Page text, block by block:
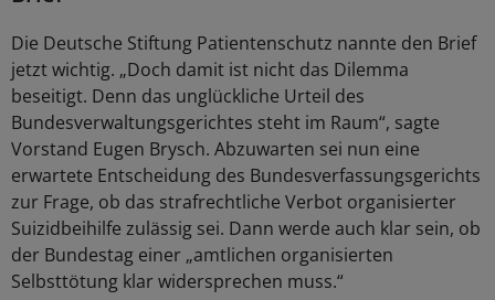
Die Deutsche Stiftung Patientenschutz nannte den Brief
jetzt wichtig. „Doch damit ist nicht das Dilemma
beseitigt. Denn das unglückliche Urteil des
Bundesverwaltungsgerichtes steht im Raum“, sagte
Vorstand Eugen Brysch. Abzuwarten sei nun eine
erwartete Entscheidung des Bundesverfassungsgerichts
zur Frage, ob das strafrechtliche Verbot organisierter
Suizidbeihilfe zulässig sei. Dann werde auch klar sein, ob
der Bundestag einer „amtlichen organisierten
Selbsttötung klar widersprechen muss.“